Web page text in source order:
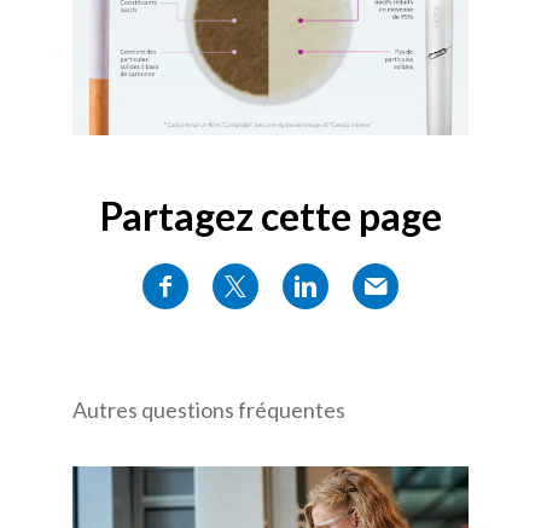
Partagez cette page
Autres questions fréquentes